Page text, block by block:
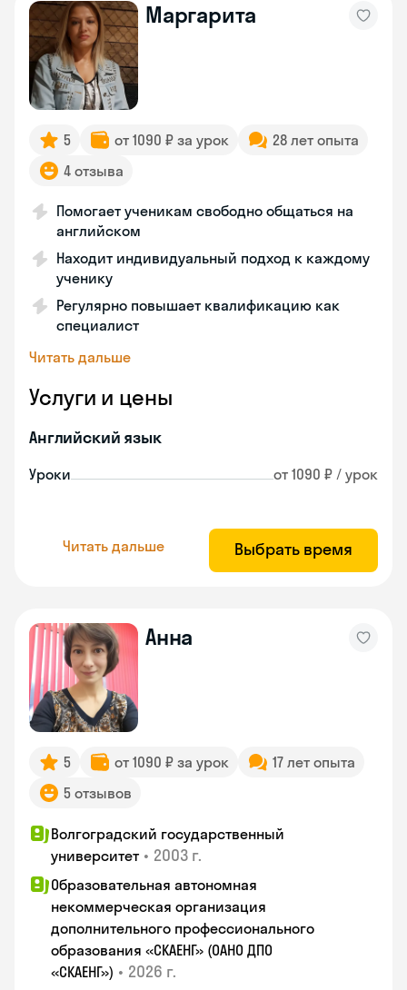
Маргарита
5 от 1090 ₽ за урок
28 лет опыта
4 отзыва
Помогает ученикам свободно общаться на
английском
Находит индивидуальный подход к каждому
ученику
Регулярно повышает квалификацию как
специалист
Читать дальше
Услуги и цены
Английский язык
Уроки от 1090 ₽ / урок
Читать дальше Выбрать время
Анна
5 от 1090 ₽ за урок
17 лет опыта
5 отзывов
Волгоградский государственный
университет • 2003 г.
Образовательная автономная
некоммерческая организация
дополнительного профессионального
образования «СКАЕНГ» (ОАНО ДПО
«СКАЕНГ») • 2026 г.